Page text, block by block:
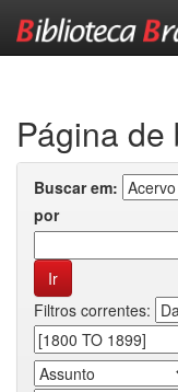
Página de
Buscar em:
por
Filtros correntes: